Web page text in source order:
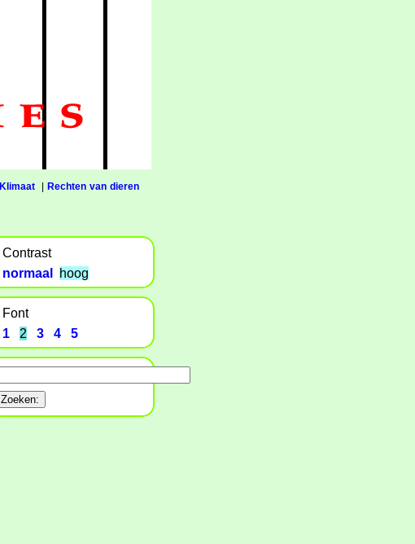
Klimaat
Rechten van dieren
Contrast
normaal
hoog
Font
1
2 3 4 5